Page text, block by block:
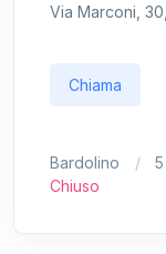
Via Marconi,
Chiama
Bardolino
Chiuso